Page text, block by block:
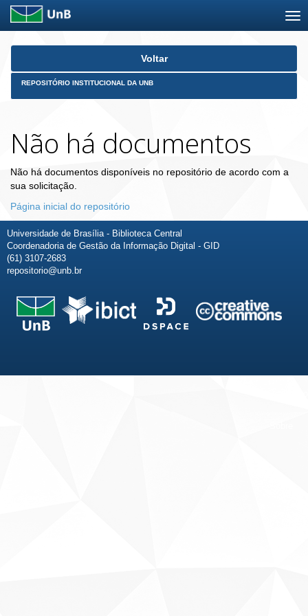
Skip
Voltar
REPOSITÓRIO INSTITUCIONAL DA UNB
Não há documentos
Não há documentos disponíveis no repositório de acordo com a
sua solicitação.
Página inicial do repositório
Universidade de Brasília - Biblioteca Central
Coordenadoria de Gestão da Informação Digital - GID
(61) 3107-2683
repositorio@unb.br